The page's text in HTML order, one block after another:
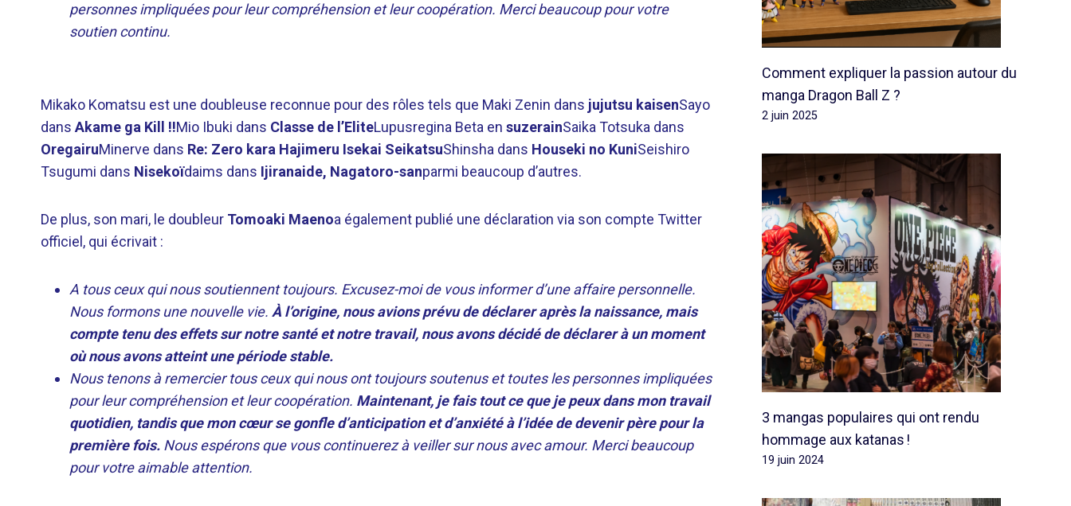
personnes impliquées pour leur compréhension et leur coopération. Merci beaucoup pour votre
soutien continu.
Mikako Komatsu est une doubleuse reconnue pour des rôles tels que Maki Zenin dans jujutsu kaisenSayo
dans Akame ga Kill !!Mio Ibuki dans Classe de l’EliteLupusregina Beta en suzerainSaika Totsuka dans
OregairuMinerve dans Re: Zero kara Hajimeru Isekai SeikatsuShinsha dans Houseki no KuniSeishiro
Tsugumi dans Nisekoïdaims dans Ijiranaide, Nagatoro-sanparmi beaucoup d’autres.
De plus, son mari, le doubleur Tomoaki Maenoa également publié une déclaration via son compte Twitter
officiel, qui écrivait :
A tous ceux qui nous soutiennent toujours. Excusez-moi de vous informer d’une affaire personnelle.
Nous formons une nouvelle vie. À l’origine, nous avions prévu de déclarer après la naissance, mais
compte tenu des effets sur notre santé et notre travail, nous avons décidé de déclarer à un moment
où nous avons atteint une période stable.
Nous tenons à remercier tous ceux qui nous ont toujours soutenus et toutes les personnes impliquées
pour leur compréhension et leur coopération. Maintenant, je fais tout ce que je peux dans mon travail
quotidien, tandis que mon cœur se gonfle d’anticipation et d’anxiété à l’idée de devenir père pour la
première fois. Nous espérons que vous continuerez à veiller sur nous avec amour. Merci beaucoup
pour votre aimable attention.
Comment expliquer la passion autour du
manga Dragon Ball Z ?
2 juin 2025
3 mangas populaires qui ont rendu
hommage aux katanas !
19 juin 2024